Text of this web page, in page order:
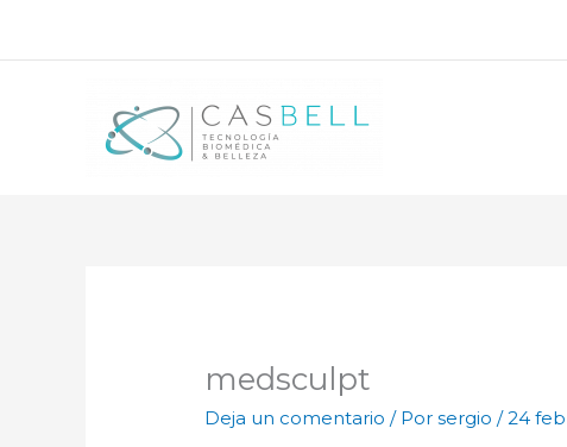
medsculpt
Deja un comentario / Porsergio/24